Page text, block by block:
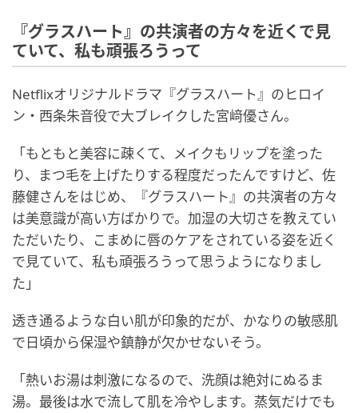
『グラスハート』の共演者の方々を近くで見
ていて、私も頑張ろうって
Netflixオリジナルドラマ『グラスハート』のヒロイ
ン・西条朱音役で大ブレイクした宮﨑優さん。
「もともと美容に疎くて、メイクもリップを塗った
り、まつ毛を上げたりする程度だったんですけど、佐
藤健さんをはじめ、『グラスハート』の共演者の方々
は美意識が高い方ばかりで。加湿の大切さを教えてい
ただいたり、こまめに唇のケアをされている姿を近く
で見ていて、私も頑張ろうって思うようになりまし
た」
透き通るような白い肌が印象的だが、かなりの敏感肌
で日頃から保湿や鎮静が欠かせないそう。
「熱いお湯は刺激になるので、洗顔は絶対にぬるま
湯。最後は水で流して肌を冷やします。蒸気だけでも